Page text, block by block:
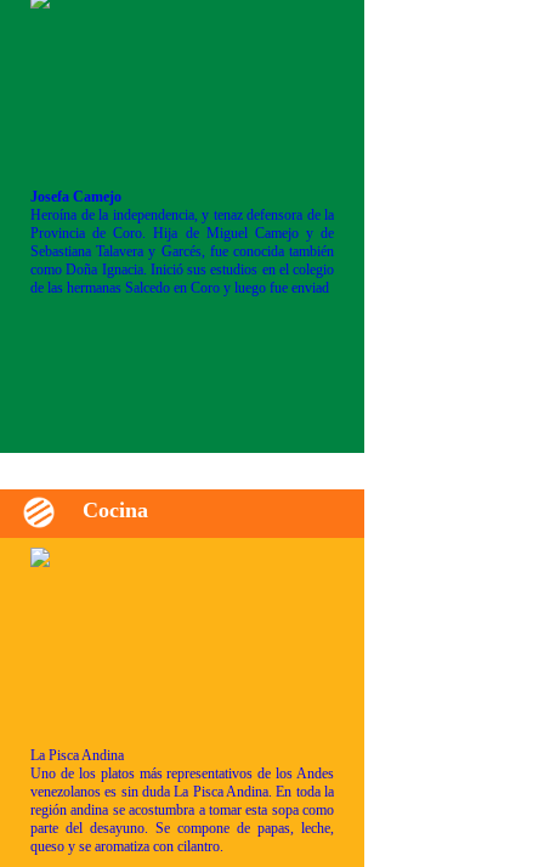
Josefa Camejo
Heroína de la independencia, y tenaz defensora de la
Provincia de Coro. Hija de Miguel Camejo y de
Sebastiana Talavera y Garcés, fue conocida también
como Doña Ignacia. Inició sus estudios en el colegio
de las hermanas Salcedo en Coro y luego fue enviad
Cocina
La Pisca Andina
Uno de los platos más representativos de los Andes
venezolanos es sin duda La Pisca Andina. En toda la
región andina se acostumbra a tomar esta sopa como
parte del desayuno. Se compone de papas, leche,
queso y se aromatiza con cilantro.